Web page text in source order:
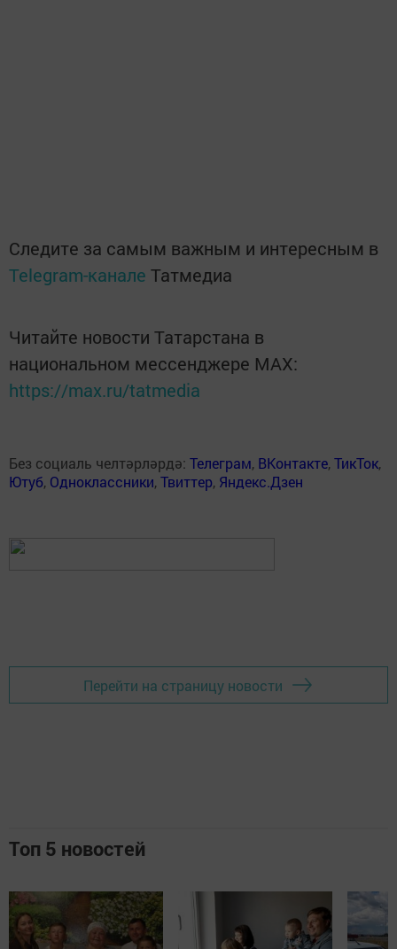
Следите за самым важным и интересным в
Telegram-канале Татмедиа
Читайте новости Татарстана в
национальном мессенджере MАХ:
https://max.ru/tatmedia
Без социаль челтәрләрдә: Телеграм, ВКонтакте,ТикТок,
Ютуб, Одноклассники,Твиттер, Яндекс.Дзен
Перейти на страницу новости
Топ 5 новостей